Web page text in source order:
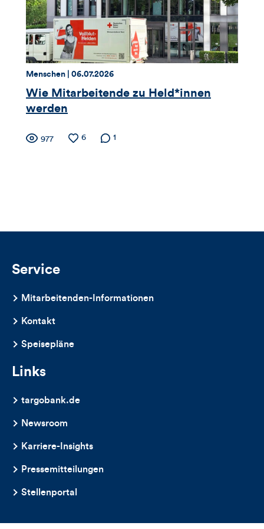
und
Kommentare
dieses
Artikels
Thema:
Menschen | Datum:
06.07.2026
Wie Mitarbeitende zu Held*innen
werden
Zähler
Kommentare
dieses
Artikels
Anzahl
977
Anzahl
6
Anzahl der
1
Service
Mitarbeitenden-Informationen
Kontakt
Speisepläne
Links
targobank.de
Newsroom
Karriere-Insights
Pressemitteilungen
Stellenportal